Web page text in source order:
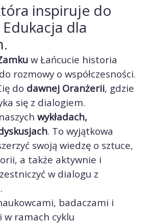
inspiruje do
Edukacja dla
w Łańcucie historia
rozmowy o współczesności.
do dawnej Oranżerii, gdzie
się z dialogiem.
wykładach,
. To wyjątkowa
swoją wiedzę o sztuce,
a także aktywnie i
w dialogu z
badaczami i
w ramach cyklu